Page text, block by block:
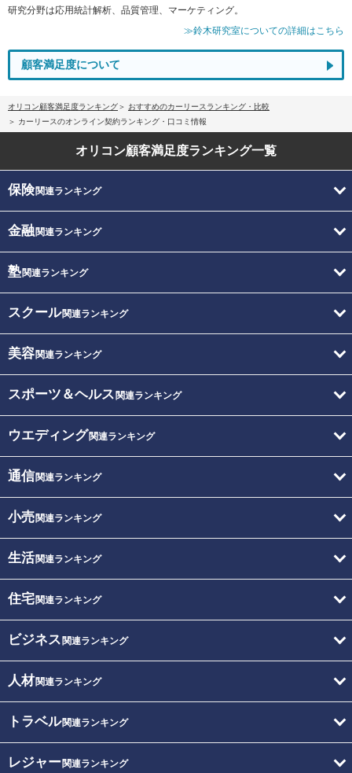
研究分野は応用統計解析、品質管理、マーケティング。
≫鈴木研究室についての詳細はこちら
顧客満足度について
オリコン顧客満足度ランキング
おすすめのカーリースランキング・比較
カーリースのオンライン契約ランキング・口コミ情報
オリコン顧客満足度ランキング一覧
保険関連ランキング
金融関連ランキング
塾関連ランキング
スクール関連ランキング
美容関連ランキング
スポーツ＆ヘルス 関連ランキング
ウエディング関連ランキング
通信関連ランキング
小売関連ランキング
生活関連ランキング
住宅関連ランキング
ビジネス 関連ランキング
人材関連ランキング
トラベル関連ランキング
レジャー関連ランキング